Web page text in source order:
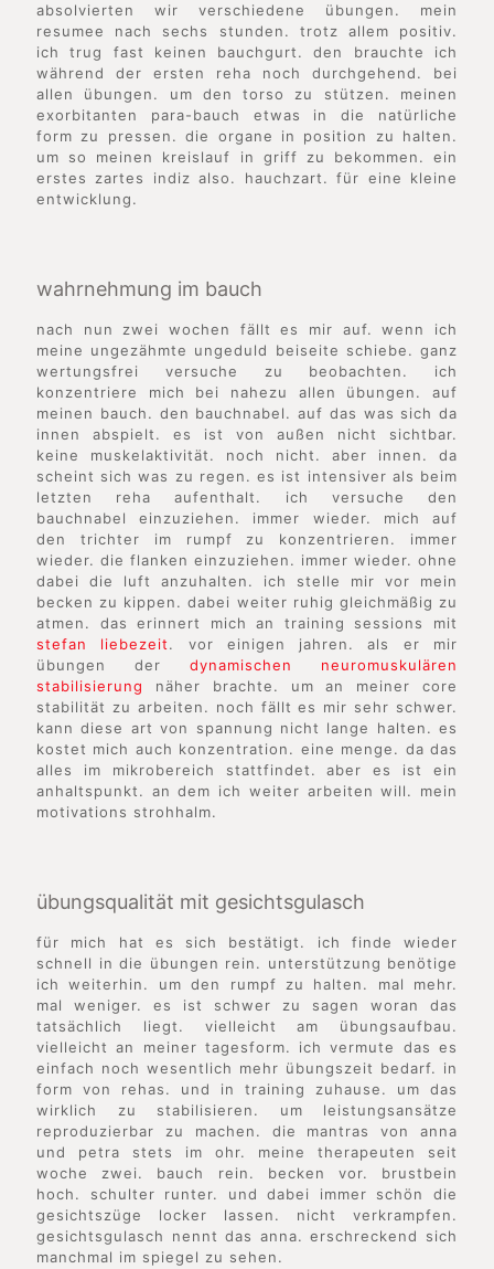
absolvierten wir verschiedene übungen. mein
resumee nach sechs stunden. trotz allem positiv.
ich trug fast keinen bauchgurt. den brauchte ich
während der ersten reha noch durchgehend. bei
allen übungen. um den torso zu stützen. meinen
exorbitanten para-bauch etwas in die natürliche
form zu pressen. die organe in position zu halten.
um so meinen kreislauf in griff zu bekommen. ein
erstes zartes indiz also. hauchzart. für eine kleine
entwicklung.
wahrnehmung im bauch
nach nun zwei wochen fällt es mir auf. wenn ich
meine ungezähmte ungeduld beiseite schiebe. ganz
wertungsfrei versuche zu beobachten. ich
konzentriere mich bei nahezu allen übungen. auf
meinen bauch. den bauchnabel. auf das was sich da
innen abspielt. es ist von außen nicht sichtbar.
keine muskelaktivität. noch nicht. aber innen. da
scheint sich was zu regen. es ist intensiver als beim
letzten reha aufenthalt. ich versuche den
bauchnabel einzuziehen. immer wieder. mich auf
den trichter im rumpf zu konzentrieren. immer
wieder. die flanken einzuziehen. immer wieder. ohne
dabei die luft anzuhalten. ich stelle mir vor mein
becken zu kippen. dabei weiter ruhig gleichmäßig zu
atmen. das erinnert mich an training sessions mit
stefan liebezeit. vor einigen jahren. als er mir
übungen der dynamischen neuromuskulären
stabilisierung
näher brachte. um an meiner core
stabilität zu arbeiten. noch fällt es mir sehr schwer.
kann diese art von spannung nicht lange halten. es
kostet mich auch konzentration. eine menge. da das
alles im mikrobereich stattfindet. aber es ist ein
anhaltspunkt. an dem ich weiter arbeiten will. mein
motivations strohhalm.
übungsqualität mit gesichtsgulasch
für mich hat es sich bestätigt. ich finde wieder
schnell in die übungen rein. unterstützung benötige
ich weiterhin. um den rumpf zu halten. mal mehr.
mal weniger. es ist schwer zu sagen woran das
tatsächlich liegt. vielleicht am übungsaufbau.
vielleicht an meiner tagesform. ich vermute das es
einfach noch wesentlich mehr übungszeit bedarf. in
form von rehas. und in training zuhause. um das
wirklich zu stabilisieren. um leistungsansätze
reproduzierbar zu machen. die mantras von anna
und petra stets im ohr. meine therapeuten seit
woche zwei. bauch rein. becken vor. brustbein
hoch. schulter runter. und dabei immer schön die
gesichtszüge locker lassen. nicht verkrampfen.
gesichtsgulasch nennt das anna. erschreckend sich
manchmal im spiegel zu sehen.